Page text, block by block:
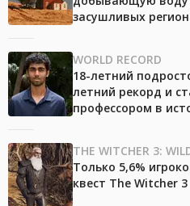
засушливых
WORLD RECORD
18-летний
летний рекорд и
профессором в
THE WITCHER 3:
Только 5,6%
квест The Witcher 3